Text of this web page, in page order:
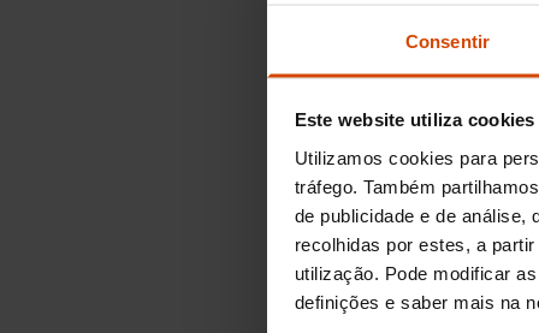
Consentir
Este website utiliza cookies
Utilizamos cookies para
tráfego. Também
de publicidade e de análise,
recolhidas por estes, a
utilização. Pode modificar
definições e saber mais na